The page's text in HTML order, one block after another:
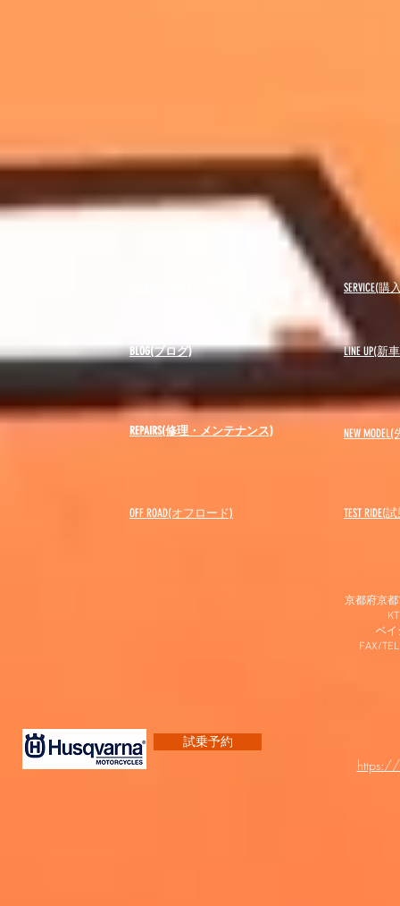
BLOG(ブログ)
SERVICE(
LINE UP(新
REPAIRS(修理・メンテナンス) NEW MODEL(
OFF ROAD(オフロード) ​TEST RIDE(
京都府京
ベイ
FAX/
試乗予約
https://